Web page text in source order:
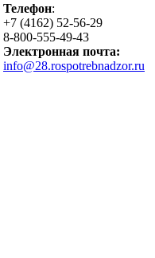
Телефон:
+7 (4162) 52-56-29
8-800-555-49-43
Электронная почта:
info@28.rospotrebnadzor.ru